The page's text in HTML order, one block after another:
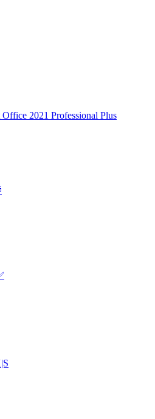
2021 Professional Plus